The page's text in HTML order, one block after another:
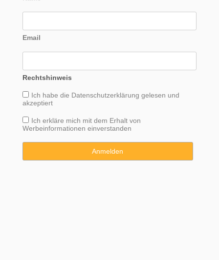
Email
Rechtshinweis
Ich habe die Datenschutzerklärung gelesen und
akzeptiert
Ich erkläre mich mit dem Erhalt von
Werbeinformationen einverstanden